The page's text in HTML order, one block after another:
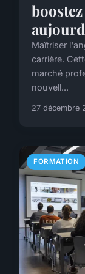
Maîtriser
carrière.
marché
nouvell...
27 décembre
FORMATION